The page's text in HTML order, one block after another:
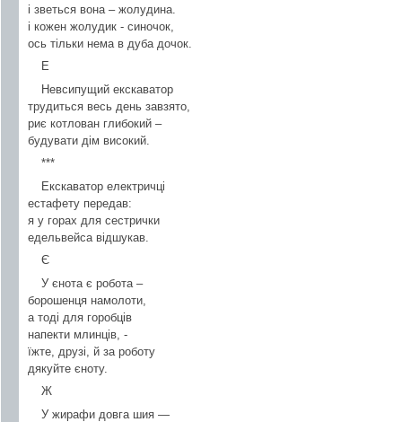
і зветься вона – жолудина.
і кожен жолудик - синочок,
ось тільки нема в дуба дочок.
Е
Невсипущий екскаватор
трудиться весь день завзято,
риє котлован глибокий –
будувати дім високий.
***
Екскаватор електричці
естафету передав:
я у горах для сестрички
едельвейса відшукав.
Є
У єнота є робота –
борошенця намолоти,
а тоді для горобців
напекти млинців, -
їжте, друзі, й за роботу
дякуйте єноту.
Ж
У жирафи довга шия —